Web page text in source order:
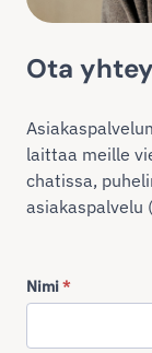
Ota
laittaa meille
chatissa,
asiakaspalvelu
Nimi*